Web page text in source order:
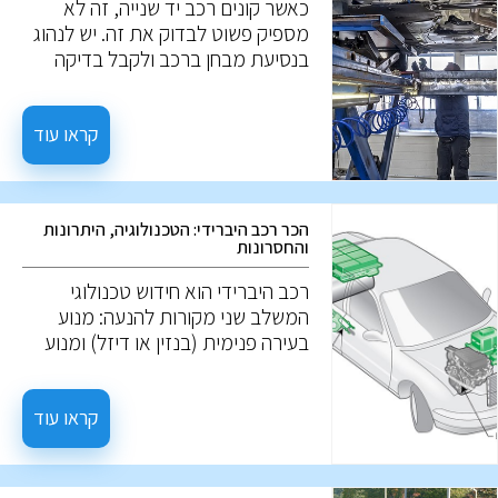
כאשר קונים רכב יד שנייה, זה לא
מספיק פשוט לבדוק את זה. יש לנהוג
בנסיעת מבחן ברכב ולקבל בדיקה
שאתה צריך לדעת: לפני נסיעת
המבחן, אפשר לבחון נזקים חיצוניים,
שפשופים, נזק לצבע, חלודה, ואף
פנסים, והמצב החיצוני של הרכב. יחד,
פרטים אלו יכולים להעיד על הטיפול
שהרכב מקבל, אך לא תמיד. ייתכן
שרכב הנראה מושך מבחוץ, עבר
טיפול שטחי בלבד למטרת המכירה.
קראו עוד
הכר רכב היברידי: הטכנולוגיה, היתרונות
והחסרונות
רכב היברידי הוא חידוש טכנולוגי
המשלב שני מקורות להנעה: מנוע
בעירה פנימית (בנזין או דיזל) ומנוע
להיות יעיל יותר בצריכת הדלק ולפחות
מזהם. אז מה הם רכבים היברידיים?
קראו עוד